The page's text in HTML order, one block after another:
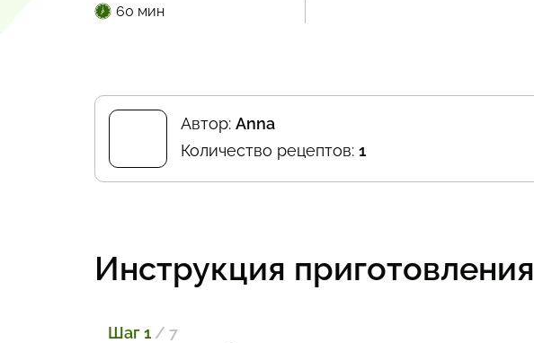
60 мин
Автор: Аnnа
Количество рецептов: 1
Инструкция приготовления
Шаг 1 / 7